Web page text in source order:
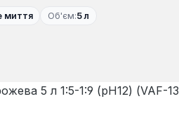
миття Об'єм:5 л